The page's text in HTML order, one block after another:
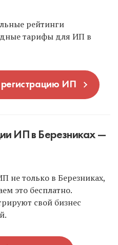
рейтинги
тарифы для ИП в
регистрацию ИП
ИП в Березниках —
не только в Березниках,
это бесплатно.
свой бизнес